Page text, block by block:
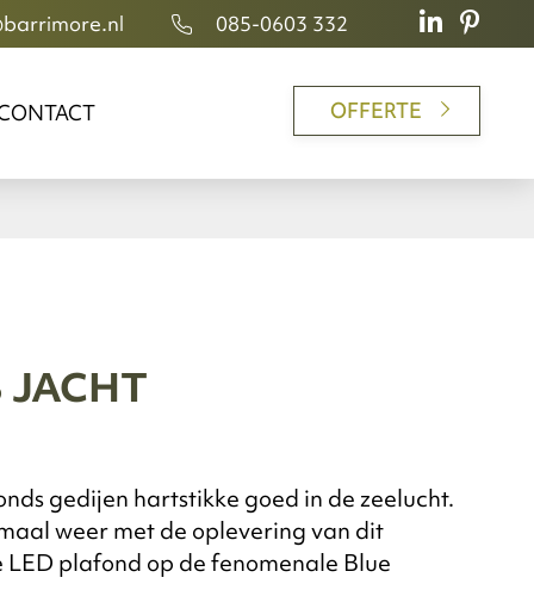
085-0603 332
OFFERTE
JACHT
gedijen hartstikke goed in de zeelucht.
weer met de oplevering van dit
plafond op de fenomenale Blue